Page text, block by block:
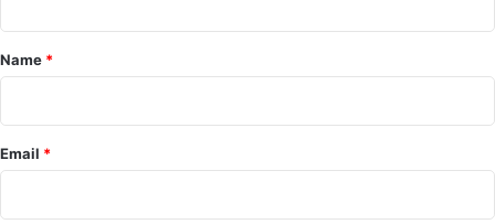
*
Name *
Email *